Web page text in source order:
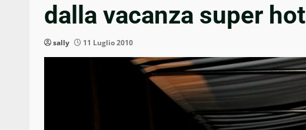
dalla vacanza super hot
sally 11 Luglio 2010